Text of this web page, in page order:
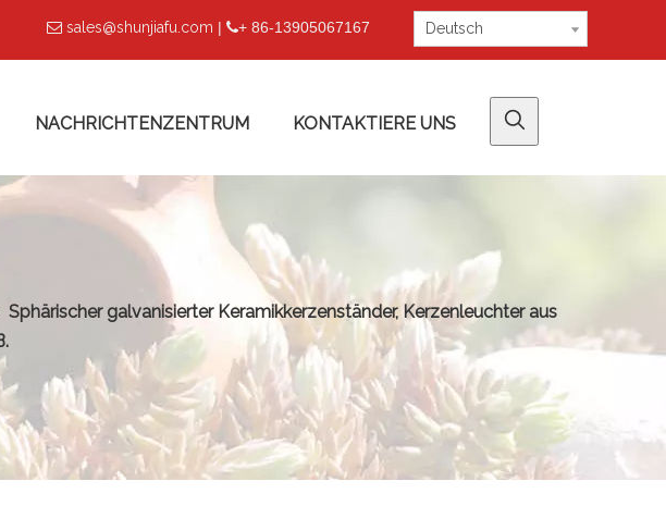
 sales@shunjiafu.com | + 86-13905067167 Deutsch
NACHRICHTENZENTRUM KONTAKTIERE UNS
Sphärischer galvanisierter Keramikkerzenständer, Kerzenleuchter aus